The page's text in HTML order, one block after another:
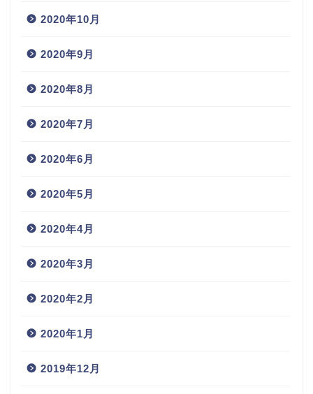
2020年10月
2020年9月
2020年8月
2020年7月
2020年6月
2020年5月
2020年4月
2020年3月
2020年2月
2020年1月
2019年12月